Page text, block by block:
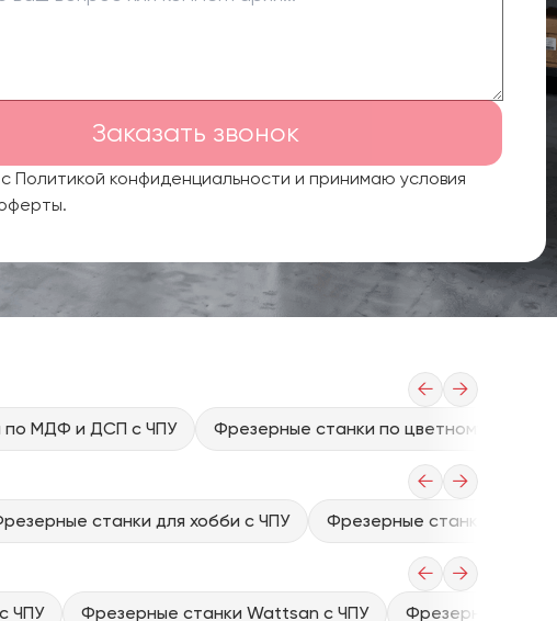
Заказать звонок
Политикой конфиденциальности и принимаю условия
← →
по МДФ и ДСП с ЧПУ Фрезерные станки по цветному
← →
станки для хобби с ЧПУ Фрезерные станки 3d с
← →
ЧПУ Фрезерные станки Wattsan с ЧПУ Фрезерные